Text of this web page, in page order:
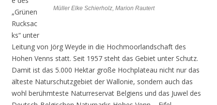
Müller Elke Schierholz, Marion Rautert
„Grünen
Rucksac
ks“ unter
Leitung von Jörg Weyde in die Hochmoorlandschaft des
Hohen Venns statt. Seit 1957 steht das Gebiet unter Schutz.
Damit ist das 5.000 Hektar große Hochplateau nicht nur das
älteste Naturschutzgebiet der Wallonie, sondern auch das
wohl berühmteste Naturreservat Belgiens und das Juwel des